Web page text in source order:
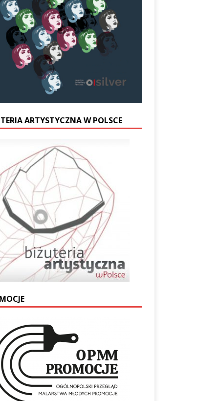
ARTYSTYCZNA W POLSCE